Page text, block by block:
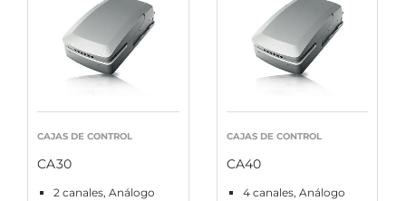
CAJAS DE CONTROL
CA30
2 canales, Análogo
CAJAS DE CONTROL
CA40
4 canales, Análogo